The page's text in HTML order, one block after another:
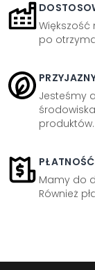
po
Jesteśmy
produktów.
Mamy do
Również